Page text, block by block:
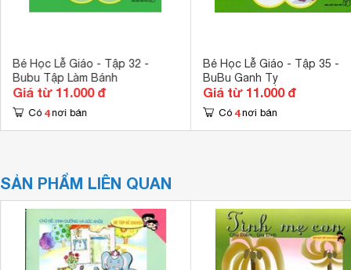
Bé Học Lễ Giáo - Tập 32 -
Bubu Tập Làm Bánh
Giá từ 11.000 đ
Có 4 nơi bán
Bé Học Lễ Giáo - Tập 35 -
BuBu Ganh Tỵ
Giá từ 11.000 đ
Có 4 nơi bán
SẢN PHẨM LIÊN QUAN